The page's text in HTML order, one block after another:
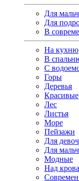
Для
Для
В
На кухню
В
С
Горы
Деревья
Красивые
Лес
Листья
Море
Пейзажи
Для
Для
Модные
Над